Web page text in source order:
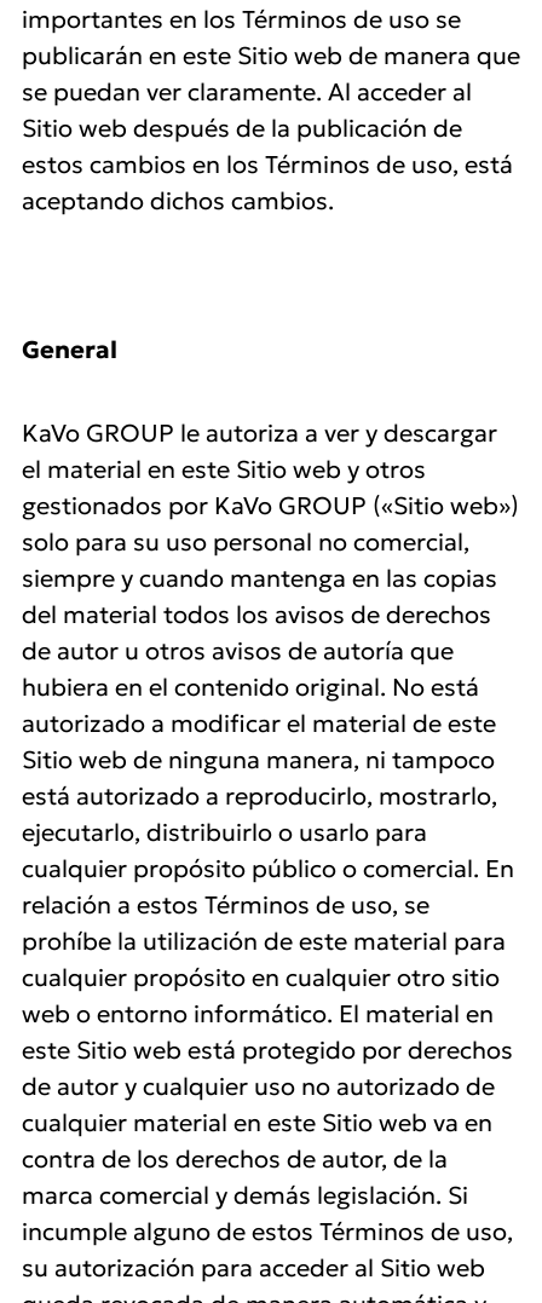
importantes en los Términos de uso se
publicarán en este Sitio web de manera que
se puedan ver claramente. Al acceder al
Sitio web después de la publicación de
estos cambios en los Términos de uso, está
aceptando dichos cambios.
General
KaVo GROUP le autoriza a ver y descargar
el material en este Sitio web y otros
gestionados por KaVo GROUP («Sitio web»)
solo para su uso personal no comercial,
siempre y cuando mantenga en las copias
del material todos los avisos de derechos
de autor u otros avisos de autoría que
hubiera en el contenido original. No está
autorizado a modificar el material de este
Sitio web de ninguna manera, ni tampoco
está autorizado a reproducirlo, mostrarlo,
ejecutarlo, distribuirlo o usarlo para
cualquier propósito público o comercial. En
relación a estos Términos de uso, se
prohíbe la utilización de este material para
cualquier propósito en cualquier otro sitio
web o entorno informático. El material en
este Sitio web está protegido por derechos
de autor y cualquier uso no autorizado de
cualquier material en este Sitio web va en
contra de los derechos de autor, de la
marca comercial y demás legislación. Si
incumple alguno de estos Términos de uso,
su autorización para acceder al Sitio web